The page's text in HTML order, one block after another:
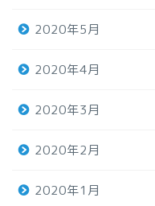
2020年5月
2020年4月
2020年3月
2020年2月
2020年1月